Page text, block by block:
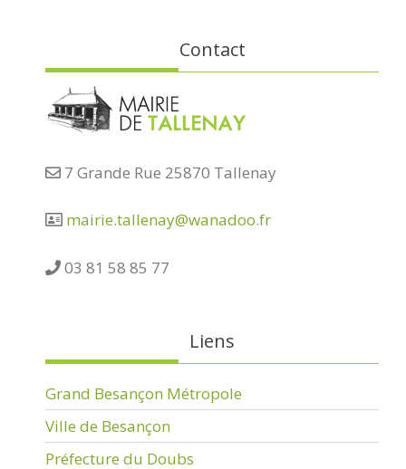
Contact
7 Grande Rue 25870 Tallenay
mairie.tallenay@wanadoo.fr
03 81 58 85 77
Liens
Grand Besançon Métropole
Ville de Besançon
Préfecture du Doubs